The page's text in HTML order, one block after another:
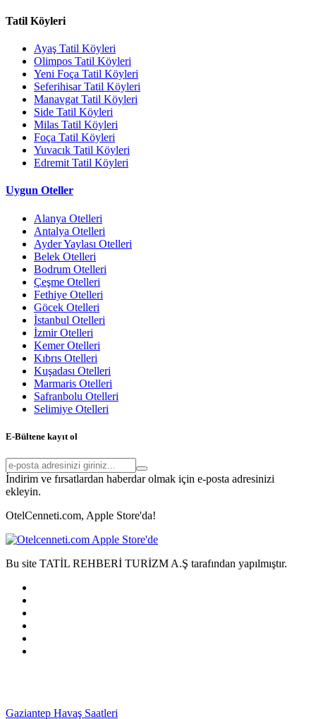
Tatil Köyleri
Ayaş Tatil Köyleri
Olimpos Tatil Köyleri
Yeni Foça Tatil Köyleri
Seferihisar Tatil Köyleri
Manavgat Tatil Köyleri
Side Tatil Köyleri
Milas Tatil Köyleri
Foça Tatil Köyleri
Yuvacık Tatil Köyleri
Edremit Tatil Köyleri
Uygun Oteller
Alanya Otelleri
Antalya Otelleri
Ayder Yaylası Otelleri
Belek Otelleri
Bodrum Otelleri
Çeşme Otelleri
Fethiye Otelleri
Göcek Otelleri
İstanbul Otelleri
İzmir Otelleri
Kemer Otelleri
Kıbrıs Otelleri
Kuşadası Otelleri
Marmaris Otelleri
Safranbolu Otelleri
Selimiye Otelleri
E-Bültene kayıt ol
İndirim ve fırsatlardan haberdar olmak için e-posta adresinizi
ekleyin.
OtelCenneti.com, Apple Store'da!
Bu site TATİL REHBERİ TURİZM A.Ş tarafından yapılmıştır.
Gaziantep Havaş Saatleri